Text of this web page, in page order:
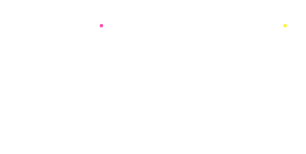
Замена хомутов, скобок и колец